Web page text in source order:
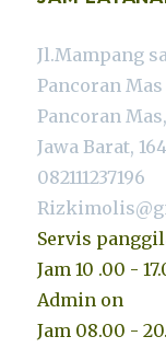
Jl.Mampang
Pancoran
Pancoran
Jawa Barat,
082111237196
Servis
Jam 10 .00 -
Admin on
Jam 08.00 -